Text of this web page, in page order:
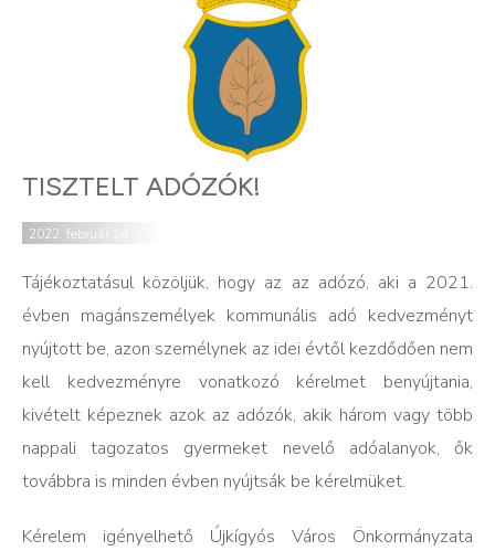
TISZTELT ADÓZÓK!
2022. február 14.
Tájékoztatásul közöljük, hogy az az adózó, aki a 2021.
évben magánszemélyek kommunális adó kedvezményt
nyújtott be, azon személynek az idei évtől kezdődően nem
kell kedvezményre vonatkozó kérelmet benyújtania,
kivételt képeznek azok az adózók, akik három vagy több
nappali tagozatos gyermeket nevelő adóalanyok, ők
továbbra is minden évben nyújtsák be kérelmüket.
Kérelem igényelhető Újkígyós Város Önkormányzata